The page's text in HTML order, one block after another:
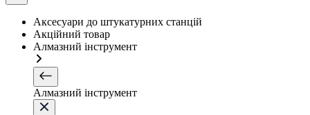
Аксесуари до штукатурних станцій
Акційний товар
Алмазний інструмент
Алмазний інструмент